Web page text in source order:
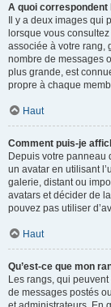
A quoi correspondent
Il y a deux images qui
lorsque vous consultez
associée à votre rang,
nombre de messages
plus grande, est
propre à chaque
Haut
Comment puis-je
Depuis votre panneau
un avatar en utilisant
galerie, distant ou
avatars et décider de
pouvez pas utiliser
Haut
Qu’est-ce que mon
Les rangs, qui
de messages postés